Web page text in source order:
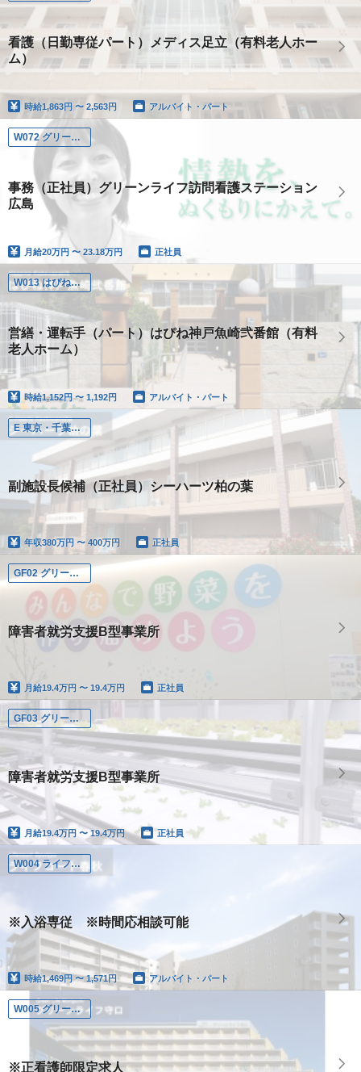
看護（日勤専従パート）メディス足立（有料老人ホー
ム）
時給1,863円 〜 2,563円 アルバイト・パート
W072 グリーンライフ訪問看護ステーション広島
事務（正社員）グリーンライフ訪問看護ステーション
広島
月給20万円 〜 23.18万円 正社員
W013 はぴね神戸魚崎弐番館
営繕・運転手（パート）はぴね神戸魚崎弐番館（有料
老人ホーム）
時給1,152円 〜 1,192円 アルバイト・パート
E 東京・千葉・埼玉エリア
副施設長候補（正社員）シーハーツ柏の葉
年収380万円 〜 400万円 正社員
GF02 グリーンファーム仙台
障害者就労支援B型事業所
月給19.4万円 〜 19.4万円 正社員
GF03 グリーンファーム八乙女
障害者就労支援B型事業所
月給19.4万円 〜 19.4万円 正社員
W004 ライフコート春秋
※入浴専従 ※時間応相談可能
時給1,469円 〜 1,571円 アルバイト・パート
W005 グリーンライフ守口
※正看護師限定求人